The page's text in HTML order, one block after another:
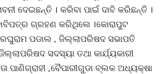
ଦେଇଛନ୍ତି । କରିବା ପାଇଁ ଦାବି କରିଛନ୍ତି ।
ଗ୍ରହଣ କରିଥିଲେ ।କୋରାପୁଟ
ପଡାଲ , ଜିଲ୍ଲାପରିଷଦ ସଭାପତି
ସଦସ୍ୟା ତଥା କାର୍ଯ୍ୟକାରୀ
ପାଣିଗ୍ରାହୀ ,ବୈପାରୀଗୁଡା ବ୍ଲକ ଅଧ୍ୟକ୍ଷା